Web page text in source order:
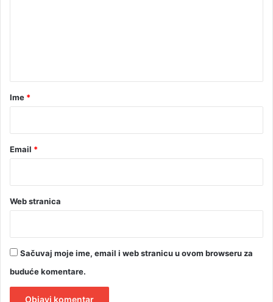
rIme *
Email *
Web stranica
Sačuvaj moje ime, email i web stranicu u ovom browseru za
buduće komentare.